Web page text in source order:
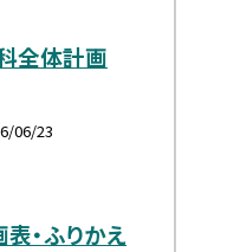
全体計画
06/23
・ふりかえ